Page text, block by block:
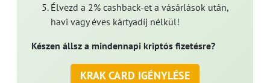
Élvezd a 2% cashback-et a vásárlások után,
havi vagy éves kártyadíj nélkül!
Készen állsz a mindennapi kriptós fizetésre?
KRAK CARD IGÉNYLÉSE